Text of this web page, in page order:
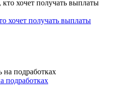
хочет получать выплаты
подработках